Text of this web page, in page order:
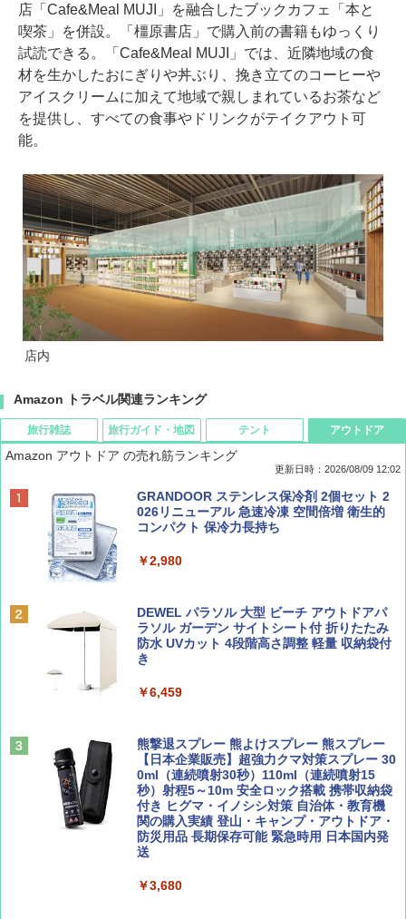
店「Cafe&Meal MUJI」を融合したブックカフェ「本と
喫茶」を併設。「橿原書店」で購入前の書籍もゆっくり
試読できる。「Cafe&Meal MUJI」では、近隣地域の食
材を生かしたおにぎりや丼ぶり、挽き立てのコーヒーや
アイスクリームに加えて地域で親しまれているお茶など
を提供し、すべての食事やドリンクがテイクアウト可
能。
店内
Amazon トラベル関連ランキング
旅行雑誌
BE-PAL(ビ-パル) 2026年 9 月号【特別付録:
SOTO ミニマル"旅"財布 ランダム2種】
ディズニーファン ２０２６年 ９月号 [雑
誌] (ＤＩＳＮＥＹ ＦＡＮ)
￥713
￥1,540
Coyote No.89 特集 星野道夫 夢見る旅
旅行ガイド・地図
地球の歩き方 スター・ウォーズ
￥2,695
D40 地球の歩き方 チェンマイ タイ北部の魅
力的な町 2026～2027 地球の歩き方D アジア
￥2,079
球の歩き方A ヨーロッパ
￥2,479
A26 地球の歩き方 チェコ ポーランド スロヴ
ァキア 2026～2027 地球の歩き方A ヨーロッ
テント
[キャンパーズコレクション 山善] ポップアッ
プテント 傘みたいに広げて畳める パッとサ
ッとサンシェード キューブ フルクローズ メ
&ハイキング カーキ PATC-150(KH)
PYKES PEAK (パイクスピーク) 着替えテン
ト プライバシー テント 【中が透けない】 1
ーチ ピクニック ポップアップテント 携帯 簡
￥4,980
ENDLESS BASE 《めざましテレビで紹介》
テント ワンタッチ RENEW 幅200 2-3人用 43
500002(89232)
￥5,999
アウトドア
Amazon アウトドア の売れ筋ランキング
更新日時：2026/08/09 12:02
GRANDOOR ステンレス保冷剤 2個セット 2
026リニューアル 急速冷凍 空間倍増 衛生的
コンパクト 保冷力長持ち
￥2,980
DEWEL パラソル 大型 ビーチ アウトドアパ
ラソル ガーデン サイトシート付 折りたたみ
防水 UVカット 4段階高さ調整 軽量 収納袋付
き
￥6,459
熊撃退スプレー 熊よけスプレー 熊スプレー
【日本企業販売】超強力クマ対策スプレー 30
0ml（連続噴射30秒）110ml（連続噴射15
秒）射程5～10m 安全ロック搭載 携帯収納袋
付き ヒグマ・イノシシ対策 自治体・教育機
関の購入実績 登山・キャンプ・アウトドア・
防災用品 長期保存可能 緊急時用 日本国内発
送
￥3,680